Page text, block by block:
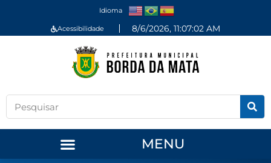
Idioma
Acessibilidade 8/6/2026, 11:07:02 AM
MENU